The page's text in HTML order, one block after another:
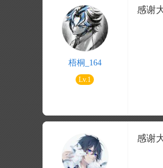
梧桐_164
Lv.1
感谢
感谢